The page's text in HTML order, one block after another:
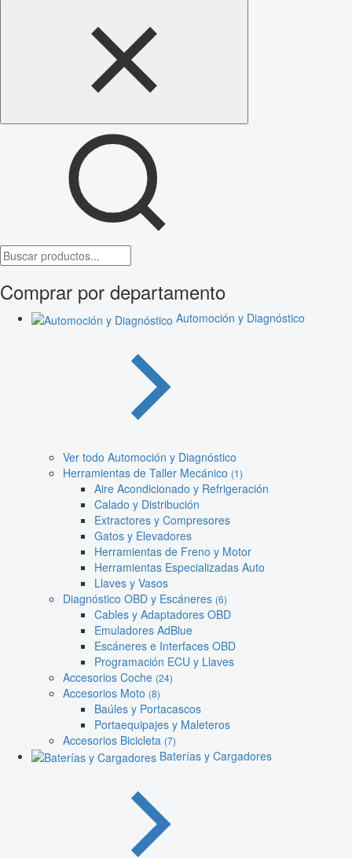
Comprar por departamento
Automoción y Diagnóstico
Ver todo Automoción y Diagnóstico
Herramientas de Taller Mecánico (1)
Aire Acondicionado y Refrigeración
Calado y Distribución
Extractores y Compresores
Gatos y Elevadores
Herramientas de Freno y Motor
Herramientas Especializadas Auto
Llaves y Vasos
Diagnóstico OBD y Escáneres (6)
Cables y Adaptadores OBD
Emuladores AdBlue
Escáneres e Interfaces OBD
Programación ECU y Llaves
Accesorios Coche (24)
Accesorios Moto (8)
Baúles y Portacascos
Portaequipajes y Maleteros
Accesorios Bicicleta (7)
Baterías y Cargadores